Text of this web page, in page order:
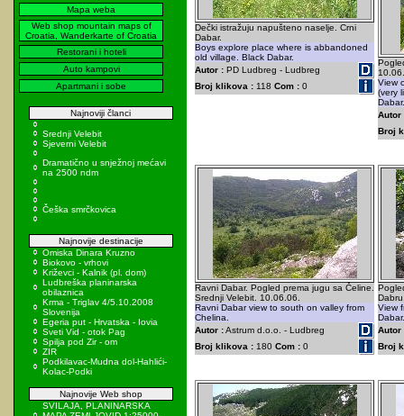
Mapa weba
Web shop mountain maps of
Croatia, Wanderkarte of Croatia
Restorani i hoteli
Auto kampovi
Apartmani i sobe
Najnoviji članci
Srednji Velebit
Sjeverni Velebit
Dramatično u snježnoj mećavi
na 2500 ndm
Češka smrčkovica
Najnovije destinacije
Omiska Dinara Kruzno
Biokovo - vrhovi
Križevci - Kalnik (pl. dom)
Ludbreška planinarska
obilaznica
Krma - Triglav 4/5.10.2008
Slovenija
Egeria put - Hrvatska - Iovia
Sveti Vid - otok Pag
Spilja pod Zir - om
ZIR
Podkilavac-Mudna dol-Hahlići-
Kolac-Podki
Najnovije Web shop
SVILAJA, PLANINARSKA
Dečki istražuju napušteno naselje. Crni
Dabar.
Boys explore place where is abbandoned
old village. Black Dabar.
Autor : PD Ludbreg - Ludbreg
Broj klikova : 118 Com : 0
View
(very
Dabar.
Autor
Broj
Ravni Dabar. Pogled prema jugu sa Čeline.
Srednji Velebit. 10.06.06.
Ravni Dabar view to south on valley from
Chelina.
Autor :Astrum d.o.o. - Ludbreg
Broj klikova : 180 Com : 0
View
Dabar.
Autor
Broj